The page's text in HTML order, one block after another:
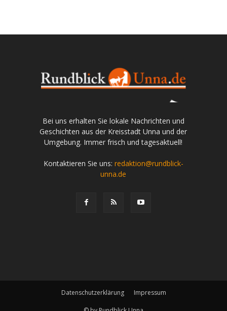
Bei uns erhalten Sie lokale Nachrichten und
Geschichten aus der Kreisstadt Unna und der
Umgebung. Immer frisch und tagesaktuell!
Kontaktieren Sie uns: redaktion@rundblick-
unna.de
Datenschutzerklärung Impressum